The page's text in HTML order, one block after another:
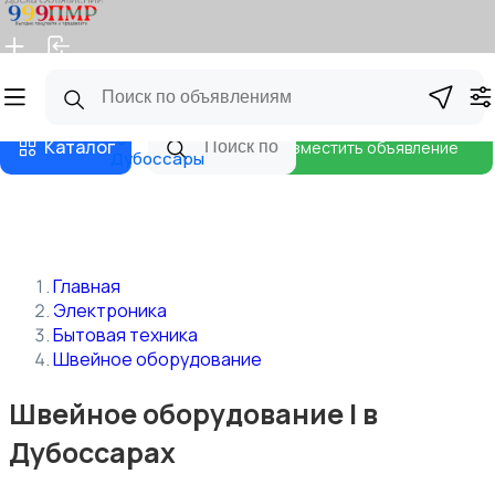
Главная
КаталогДубоссары
Разместить объявление
Главная
Электроника
Бытовая техника
Швейное оборудование
Швейное оборудование | в
Дубоссарах